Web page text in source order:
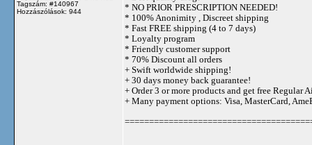
Tagszám: #140967
Hozzászólások: 944
* NO PRIOR PRESCRIPTION NEEDED!
* 100% Anonimity , Discreet shipping
* Fast FREE shipping (4 to 7 days)
* Loyalty program
* Friendly customer support
* 70% Discount all orders
+ Swift worldwide shipping!
+ 30 days money back guarantee!
+ Order 3 or more products and get free Regular
+ Many payment options: Visa, MasterCard,